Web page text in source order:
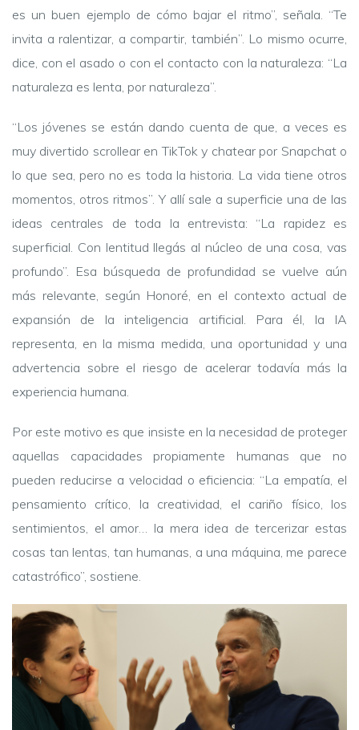
es un buen ejemplo de cómo bajar el ritmo”, señala. “Te
invita a ralentizar, a compartir, también”. Lo mismo ocurre,
dice, con el asado o con el contacto con la naturaleza: “La
naturaleza es lenta, por naturaleza”.
“Los jóvenes se están dando cuenta de que, a veces es
muy divertido scrollear en TikTok y chatear por Snapchat o
lo que sea, pero no es toda la historia. La vida tiene otros
momentos, otros ritmos”. Y allí sale a superficie una de las
ideas centrales de toda la entrevista: “La rapidez es
superficial. Con lentitud llegás al núcleo de una cosa, vas
profundo”. Esa búsqueda de profundidad se vuelve aún
más relevante, según Honoré, en el contexto actual de
expansión de la inteligencia artificial. Para él, la IA
representa, en la misma medida, una oportunidad y una
advertencia sobre el riesgo de acelerar todavía más la
experiencia humana.
Por este motivo es que insiste en la necesidad de proteger
aquellas capacidades propiamente humanas que no
pueden reducirse a velocidad o eficiencia: “La empatía, el
pensamiento crítico, la creatividad, el cariño físico, los
sentimientos, el amor… la mera idea de tercerizar estas
cosas tan lentas, tan humanas, a una máquina, me parece
catastrófico”, sostiene.